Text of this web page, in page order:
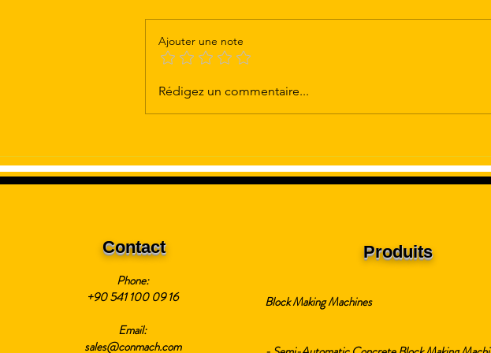
Exportation de CONMACH
Ajouter une note
Rédigez un commentaire...
Contact
Phone:
+90 541 100 09 16
Email:
sales@conmach.com
Produits
Block Making Machines